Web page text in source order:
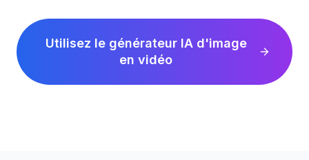
Utilisez le générateur IA d'image
en vidéo